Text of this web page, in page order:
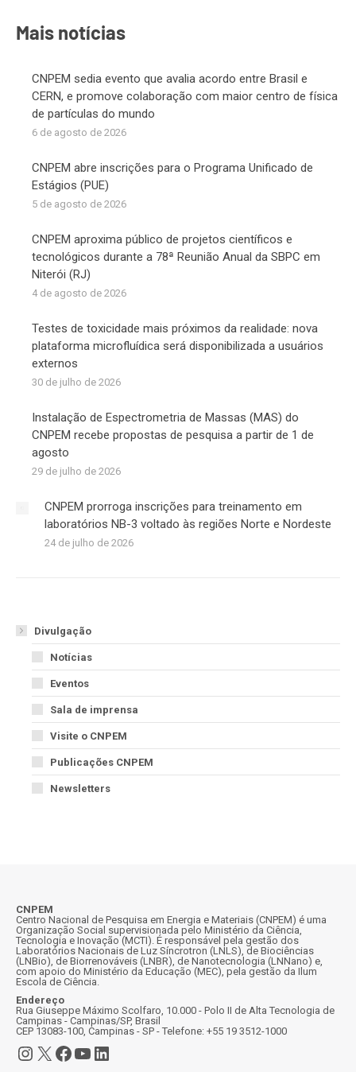
Mais notícias
CNPEM sedia evento que avalia acordo entre Brasil e
CERN, e promove colaboração com maior centro de física
de partículas do mundo
6 de agosto de 2026
CNPEM abre inscrições para o Programa Unificado de
Estágios (PUE)
5 de agosto de 2026
CNPEM aproxima público de projetos científicos e
tecnológicos durante a 78ª Reunião Anual da SBPC em
Niterói (RJ)
4 de agosto de 2026
Testes de toxicidade mais próximos da realidade: nova
plataforma microfluídica será disponibilizada a usuários
externos
30 de julho de 2026
Instalação de Espectrometria de Massas (MAS) do
CNPEM recebe propostas de pesquisa a partir de 1 de
agosto
29 de julho de 2026
CNPEM prorroga inscrições para treinamento em
laboratórios NB-3 voltado às regiões Norte e Nordeste
24 de julho de 2026
Divulgação
Notícias
Eventos
Sala de imprensa
Visite o CNPEM
Publicações CNPEM
Newsletters
CNPEM
Centro Nacional de Pesquisa em Energia e Materiais (CNPEM) é uma
Organização Social supervisionada pelo Ministério da Ciência,
Tecnologia e Inovação (MCTI). É responsável pela gestão dos
Laboratórios Nacionais de Luz Síncrotron (LNLS), de Biociências
(LNBio), de Biorrenováveis (LNBR), de Nanotecnologia (LNNano) e,
com apoio do Ministério da Educação (MEC), pela gestão da Ilum
Escola de Ciência.
Endereço
Rua Giuseppe Máximo Scolfaro, 10.000 - Polo II de Alta Tecnologia de
Campinas - Campinas/SP, Brasil
CEP 13083-100, Campinas - SP - Telefone: +55 19 3512-1000
Instagram
X Facebook
Youtube
LinkedIn